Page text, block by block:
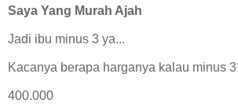
Saya Yang Murah Ajah
Jadi ibu minus 3 ya...
Kacanya berapa harganya kalau minus
400.000